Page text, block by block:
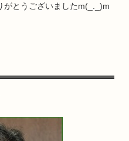
がとうございましたm(_._)m